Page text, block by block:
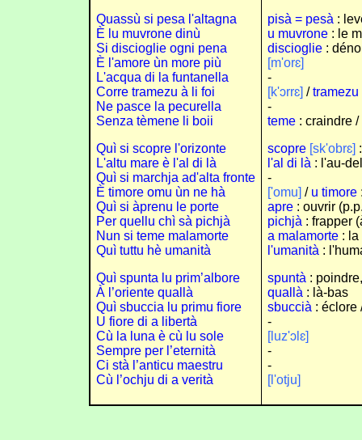
Quassù si pesa l'altagna
È lu muvrone dinù
Si discioglie ogni pena
È l'amore ùn more più
L'acqua di la funtanella
Corre tramezu à li foi
Ne pasce la pecurella
Senza tèmene li boii
Quì si scopre l'orizonte
L'altu mare è l'al di là
Quì si marchja ad'alta fronte
È timore omu ùn ne hà
Quì si àprenu le porte
Per quellu chì sà pichjà
Nun si teme malamorte
Quì tuttu hè umanità
Quì spunta lu prim’albore
À l’oriente quallà
Quì sbuccia lu primu fiore
U fiore di a libertà
Cù la luna è cù lu sole
Sempre per l’eternità
Ci stà l’anticu maestru
Cù l’ochju di a verità
pisà = pesà :
u muvrone: le
discioglie:
[m'orɛ]
-
[k'ɔrrɛ] /tramezu
-
teme: craindre /
scopre [sk'obrɛ]
l'al di là : l'au-
-
['omu] / u timore
apre: ouvrir
pichjà : frapper
a malamorte: la
l'umanità :
spuntà :
quallà : là-bas
sbuccià : éclore
-
[luz'ɔlɛ]
-
-
[l'otju]